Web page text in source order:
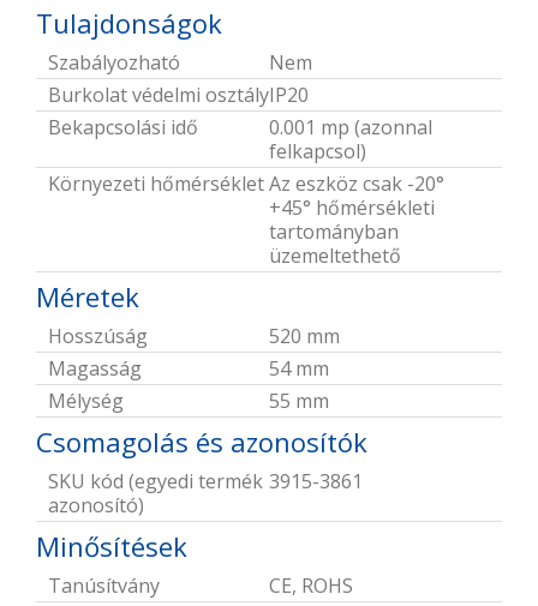
Tulajdonságok
Szabályozható
Nem
Burkolat védelmi osztályIP20
Bekapcsolási idő
0.001 mp (azonnal
felkapcsol)
Környezeti hőmérsékletAz eszköz csak -20°
+45° hőmérsékleti
tartományban
üzemeltethető
Méretek
Hosszúság
520 mm
Magasság
54 mm
Mélység
55 mm
Csomagolás és azonosítók
SKU kód (egyedi termék
azonosító)
3915-3861
Minősítések
Tanúsítvány CE, ROHS